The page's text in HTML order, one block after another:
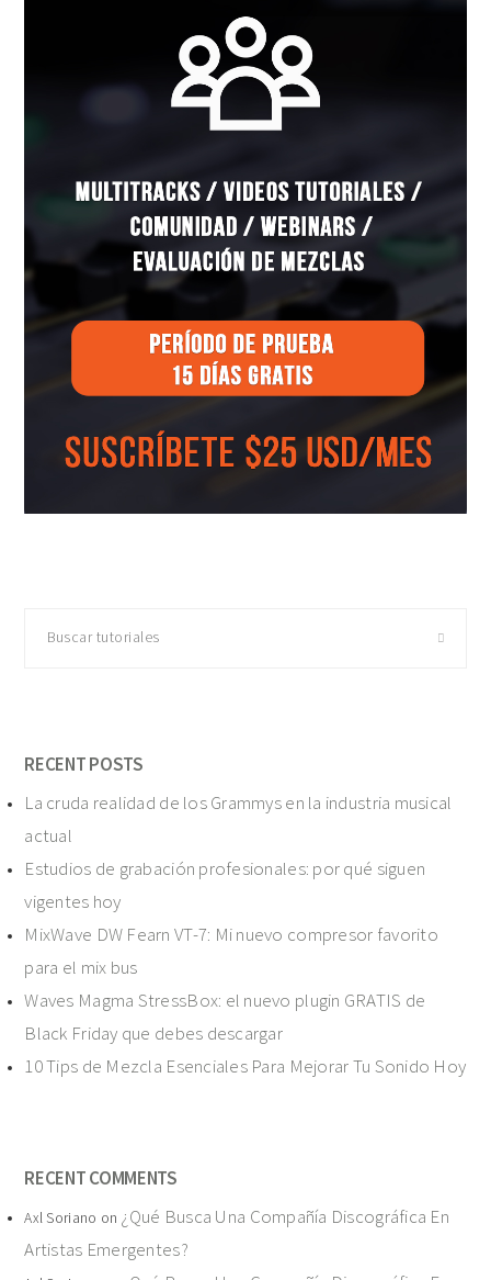
tutoriales
RECENT POSTS
La cruda realidad de los Grammys en la industria musical
actual
Estudios de grabación profesionales: por qué siguen
vigentes hoy
MixWave DW Fearn VT-7: Mi nuevo compresor favorito
para el mix bus
Waves Magma StressBox: el nuevo plugin GRATIS de
Black Friday que debes descargar
10 Tips de Mezcla Esenciales Para Mejorar Tu Sonido Hoy
RECENT COMMENTS
Axl Soriano on ¿Qué Busca Una Compañía Discográfica En
Artistas Emergentes?